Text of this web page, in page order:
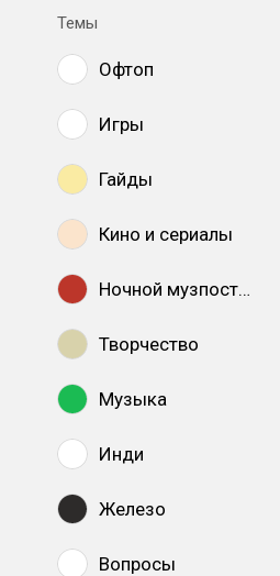
Темы
Офтоп
Игры
Гайды
Кино и сериалы
Ночной музпостинг
Творчество
Музыка
Инди
Железо
Вопросы